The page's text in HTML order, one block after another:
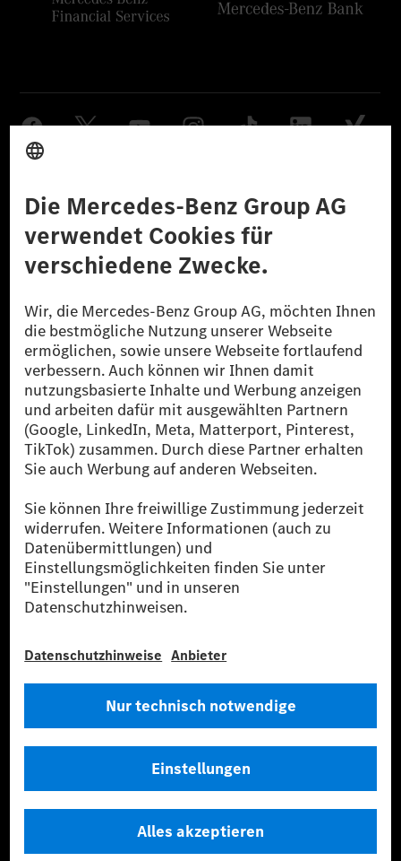
Datenschutz Lizenzhinweise Dritter Barrierefreiheit
© 2026 Mercedes-Benz Group AG. Alle Rechte vorbehalten.
[1] Bilanziell CO₂-neutral bedeutet, dass nicht vermiedene oder nicht
reduzierte CO₂-Emissionen bei der Mercedes-Benz Group durch
zertifizierte Ausgleichsprojekte kompensiert werden.
[2] Renewable Charging ist ein integraler Bestandteil von MB.CHARGE
Public in Europa, den USA, Kanada und China. Sofern an der jeweiligen
Ladestation noch kein Strom aus erneuerbaren Energien vorliegt,
verwendet Renewable Charging Grünstromzertifikate*. Diese stellen
sicher, dass für Ladevorgänge über MB.CHARGE Public eine äquivalente
Strommenge aus erneuerbaren Energien ins Stromnetz eingespeist wird.
* Inkl. EKOenergy Ökolabel
* Die angegebenen Werte wurden nach dem vorgeschriebenen
Messverfahren WLTP (Worldwide harmonised Light vehicles Test
Procedure) ermittelt. Die angegebenen Spannweiten beziehen sich auf
den europäischen Markt. Der Energieverbrauch und der CO₂-Ausstoß
eines Pkw sind nicht nur von der effizienten Ausnutzung des Kraftstoffs
bzw. des Energieträgers durch den Pkw, sondern auch vom Fahrstil und
** Der Stromverbrauch wurde auf der Grundlage der VO 692/2008/EG
Fahrzeugkonfiguration.
*** Angaben zum Stromverbrauch und zur Reichweite sind vorläufig und
wurden intern nach Maßgabe der Zertifizierungsmethode „WLTP-
Typgenehmigung noch eine Konformitätsbescheinigung mit amtlichen